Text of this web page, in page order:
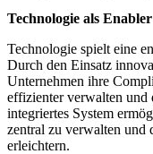
Technologie als Enabler
Technologie spielt eine
Durch den Einsatz
Unternehmen ihre
effizienter verwalten und
integriertes System
zentral zu verwalten
erleichtern.